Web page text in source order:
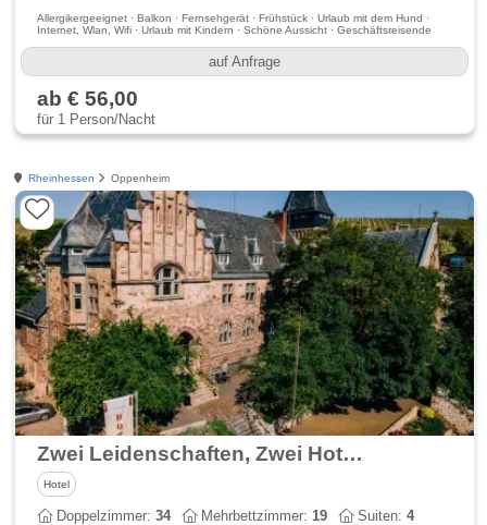
Allergikergeeignet · Balkon · Fernsehgerät · Frühstück · Urlaub mit dem Hund ·
Internet, Wlan, Wifi · Urlaub mit Kindern · Schöne Aussicht · Geschäftsreisende
auf Anfrage
ab € 56,00
für 1 Person/Nacht
Rheinhessen Oppenheim
Zwei Leidenschaften, Zwei Hotels, Eine Gastgeberfamilie
Hotel
Doppelzimmer:34 Mehrbettzimmer:19 Suiten:4